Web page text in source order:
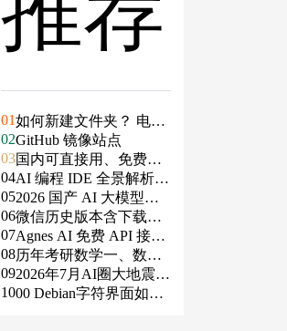
01如何新建文件夹？ 电脑
新建文件夹的4种方法
02GitHub 镜像站点
03国内可直接用、免费额
度/永久免费的大模型AP
I清单（含 SiliconFlow、
火山、阿里、智谱、百
度、Kimi、DeepSeek、
DMXAPI 等）
04AI 编程 IDE 全景解析 2
026：Agent 全面接管开
发链路
052026 国产 AI 大模型横
评：DeepSeek、通义千
问、Kimi、文心一言、
星火、豆包谁更能打？
06微信历史版本含下载地
址（ Windows PC | 安卓
| MAC ）及设置微信不
更新
07Agnes AI 免费 API 接入
指南：文本、生图、生
视频，一套接口全免费
08历年考研数学一、数学
二、数学三真题试卷及
答案PDF
092026年7月AI圈大地震：
GPT-5.6被政府限制、Cl
1000 Debian字符界面如何